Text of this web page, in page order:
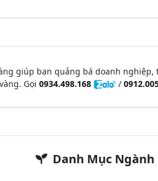
giúp bạn quảng bá doanh nghiệp,
Gọi 0934.498.168 /
Danh Mục